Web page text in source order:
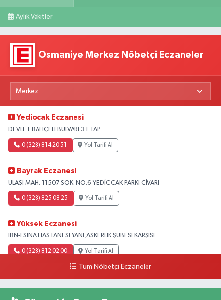
Aylık Vakitler
Osmaniye Merkez Nöbetçi Eczaneler
Yediocak Eczanesi
DEVLET BAHÇELİ BULVARI 3.ETAP
0 (328) 814 20 51 Yol Tarifi Al
Bayrak Eczanesi
ULAŞI MAH. 11507 SOK. NO:6 YEDİOCAK PARKI CİVARI
0 (328) 825 08 25 Yol Tarifi Al
Yüksek Eczanesi
İBN-İ SİNA HASTANESİ YANI,ASKERLİK ŞUBESİ KARŞISI
0 (328) 812 02 00 Yol Tarifi Al
Tüm Nöbetçi Eczaneler